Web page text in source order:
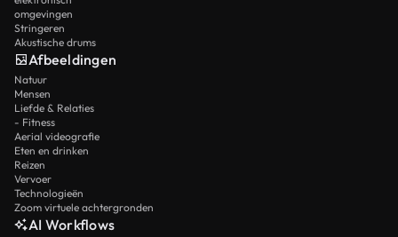
omgevingen
Stringeren
Akustische drums
Afbeeldingen
Natuur
Mensen
Liefde & Relaties
- Fitness
Aerial videografie
Eten en drinken
Reizen
Vervoer
Technologieën
Zoom virtuele achtergronden
AI Workflows